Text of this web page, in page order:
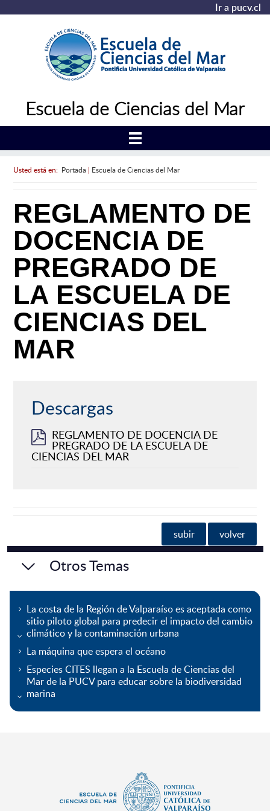
Ir a pucv.cl
Escuela de Ciencias del Mar
Usted está en: Portada| Escuela de Ciencias del Mar
REGLAMENTO DE
DOCENCIA DE
PREGRADO DE
LA ESCUELA DE
CIENCIAS DEL
MAR
Descargas
REGLAMENTO DE DOCENCIA DE
PREGRADO DE LA ESCUELA DE
CIENCIAS DEL MAR
subir volver
Otros Temas
La costa de la Región de Valparaíso es aceptada como
sitio piloto global para predecir el impacto del cambio
climático y la contaminación urbana
La máquina que espera el océano
Especies CITES llegan a la Escuela de Ciencias del
Mar de la PUCV para educar sobre la biodiversidad
marina